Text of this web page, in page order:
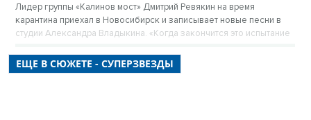
Лидер группы «Калинов мост» Дмитрий Ревякин на время
карантина приехал в Новосибирск и записывает новые песни в
студии Александра Владыкина. «Когда закончится это испытание
все то, чем занимались», - рассказал Дмитрий «Нашему радио».
ЕЩЕ В СЮЖЕТЕ - СУПЕРЗВЕЗДЫ